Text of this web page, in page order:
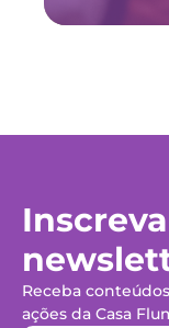
Receba
ações da Casa